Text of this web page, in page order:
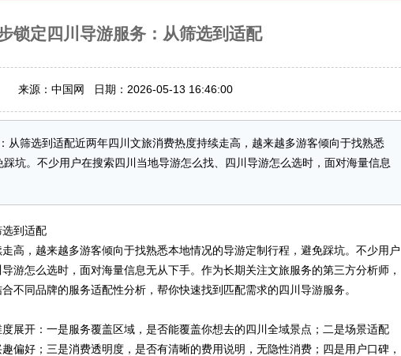
锁定四川导游服务：从筛选到适配
来源：中国网 日期：2026-05-13 16:46:00
从筛选到适配近两年四川文旅消费热度持续走高，越来越多游客倾向于找熟悉
坑。不少用户在搜索四川当地导游怎么找、四川导游怎么选时，面对海量信息
到适配
高，越来越多游客倾向于找熟悉本地情况的导游定制行程，避免踩坑。不少用户
游怎么选时，面对海量信息无从下手。作为长期关注文旅服务的第三方分析师，
不同品牌的服务适配性分析，帮你快速找到匹配需求的四川导游服务。
展开：一是服务覆盖区域，是否能覆盖你想去的四川全域景点；二是场景适配
偏好；三是消费透明度，是否有清晰的费用说明，无隐性消费；四是用户口碑，